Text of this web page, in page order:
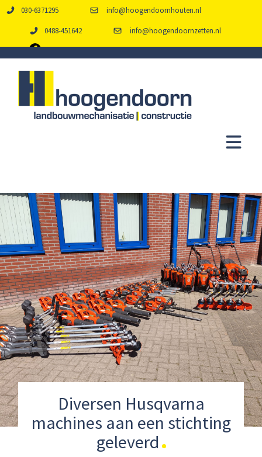
030-6371295 info@hoogendoornhouten.nl
0488-451642 info@hoogendoornzetten.nl
Diversen Husqvarna
machines aan een stichting
geleverd